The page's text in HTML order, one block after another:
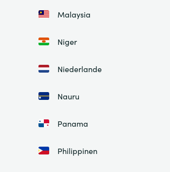
Malaysia
Niger
Niederlande
Nauru
Panama
Philippinen